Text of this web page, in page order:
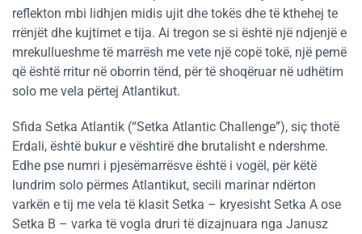
reflekton mbi lidhjen midis ujit dhe tokës dhe të kthehej te
rrënjët dhe kujtimet e tija. Ai tregon se si është një ndjenjë e
mrekullueshme të marrësh me vete një copë tokë, një pemë
që është rritur në oborrin tënd, për të shoqëruar në udhëtim
solo me vela përtej Atlantikut.
Sfida Setka Atlantik (“Setka Atlantic Challenge”), siç thotë
Erdali, është bukur e vështirë dhe brutalisht e ndershme.
Edhe pse numri i pjesëmarrësve është i vogël, për këtë
lundrim solo përmes Atlantikut, secili marinar ndërton
varkën e tij me vela të klasit Setka – kryesisht Setka A ose
Setka B – varka të vogla druri të dizajnuara nga Janusz